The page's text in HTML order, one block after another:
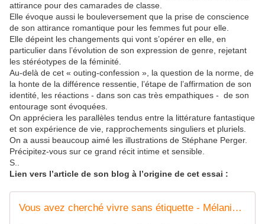
attirance pour des camarades de classe.
Elle évoque aussi le bouleversement que la prise de conscience
de son attirance romantique pour les femmes fut pour elle.
Elle dépeint les changements qui vont s’opérer en elle, en
particulier dans l’évolution de son expression de genre, rejetant
les stéréotypes de la féminité.
Au-delà de cet « outing-confession », la question de la norme, de
la honte de la différence ressentie, l’étape de l’affirmation de son
identité, les réactions - dans son cas très empathiques - de son
entourage sont évoquées.
On appréciera les parallèles tendus entre la littérature fantastique
et son expérience de vie, rapprochements singuliers et pluriels.
On a aussi beaucoup aimé les illustrations de Stéphane Perger.
Précipitez-vous sur ce grand récit intime et sensible.
S..
Lien vers l’article de son blog à l’origine de cet essai :
Vous avez cherché vivre sans étiquette - Mélanie Fazi